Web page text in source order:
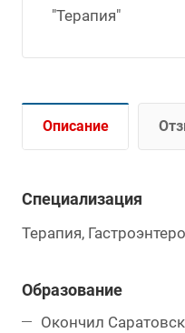
"Терапия"
Описание
Специализация
Терапия,
Образование
Окончил